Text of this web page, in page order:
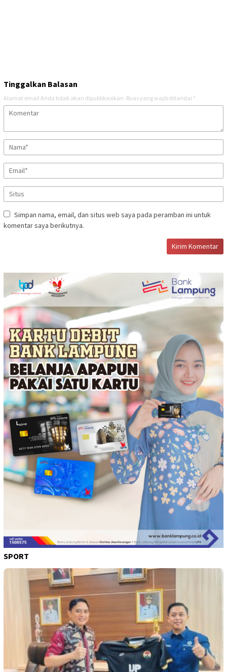
Tinggalkan Balasan
Alamat email Anda tidak akan dipublikasikan. Ruas yang wajib ditandai *
Simpan nama, email, dan situs web saya pada peramban ini untuk
komentar saya berikutnya.
SPORT